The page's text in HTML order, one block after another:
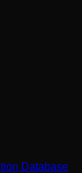
Database